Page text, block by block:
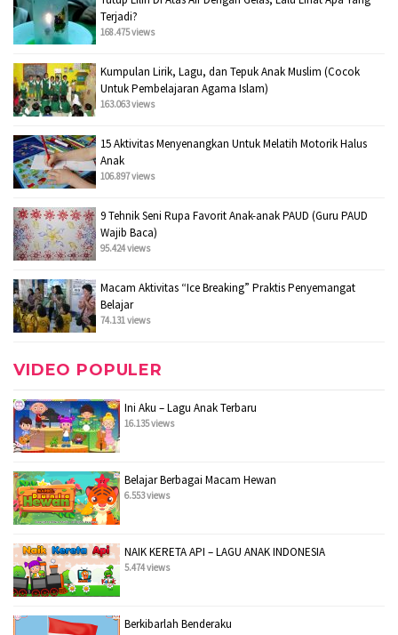
Terjadi?
168.475 views
Kumpulan Lirik, Lagu, dan Tepuk Anak Muslim (Cocok
Untuk Pembelajaran Agama Islam)
163.063 views
15 Aktivitas Menyenangkan Untuk Melatih Motorik Halus
Anak
106.897 views
9 Tehnik Seni Rupa Favorit Anak-anak PAUD (Guru PAUD
Wajib Baca)
95.424 views
Macam Aktivitas “Ice Breaking” Praktis Penyemangat
Belajar
74.131 views
VIDEO POPULER
Ini Aku – Lagu Anak Terbaru
16.135 views
Belajar Berbagai Macam Hewan
6.553 views
NAIK KERETA API – LAGU ANAK INDONESIA
5.474 views
Berkibarlah Benderaku